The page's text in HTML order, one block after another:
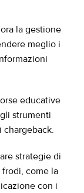
la gestione
meglio i
educative
strumenti
strategie di
come la
con i